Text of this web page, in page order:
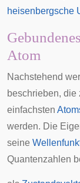
heisenbergsche
Atom
Nachstehend
beschrieben,
einfachsten
werden. Die
seine
Quantenzahlen